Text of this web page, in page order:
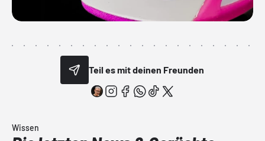
Teil es mit deinen Freunden
Wissen